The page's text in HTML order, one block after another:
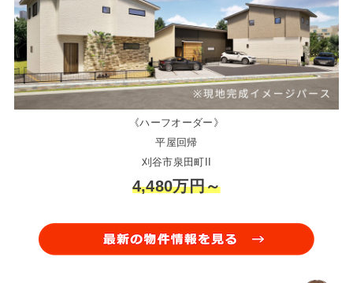
《ハーフオーダー》
平屋回帰
刈谷市泉田町II
4,480万円～